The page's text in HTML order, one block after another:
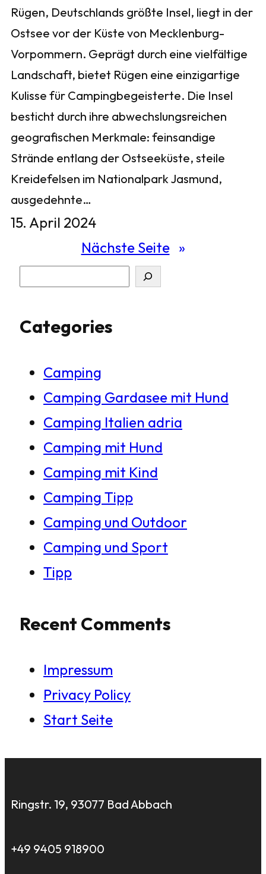
Rügen, Deutschlands größte Insel, liegt in der
Ostsee vor der Küste von Mecklenburg-
Vorpommern. Geprägt durch eine vielfältige
Landschaft, bietet Rügen eine einzigartige
Kulisse für Campingbegeisterte. Die Insel
besticht durch ihre abwechslungsreichen
geografischen Merkmale: feinsandige
Strände entlang der Ostseeküste, steile
Kreidefelsen im Nationalpark Jasmund,
ausgedehnte…
15. April 2024
Nächste Seite »
c
Categories
Camping
Camping Gardasee mit Hund
Camping Italien adria
Camping mit Hund
Camping mit Kind
Camping Tipp
Camping und Outdoor
Camping und Sport
Tipp
Recent Comments
Impressum
Privacy Policy
Start Seite
Ringstr. 19, 93077 Bad Abbach
+49 9405 918900